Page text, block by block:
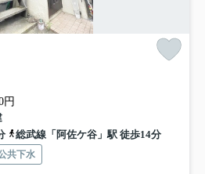
円
総武線「阿佐ケ谷」駅 徒歩14分
共下水